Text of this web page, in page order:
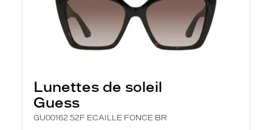
Lunettes de soleil
Guess
GU00162 52F ECAILLE FONCE BR